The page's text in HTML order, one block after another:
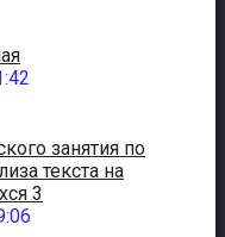
занятия по
текста на
3